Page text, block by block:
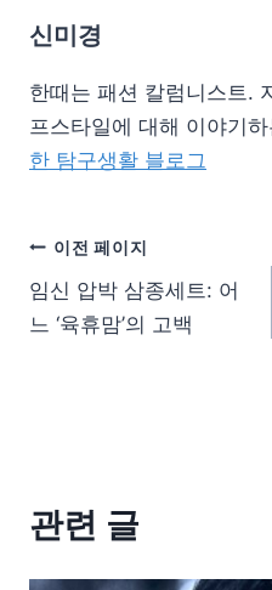
신미경
한때는 패션 칼럼니스트.
프스타일에 대해 이야기
한 탐구생활 블로그
이전 페이지
임신 압박 삼종세트: 어
느 ‘육휴맘’의 고백
관련 글